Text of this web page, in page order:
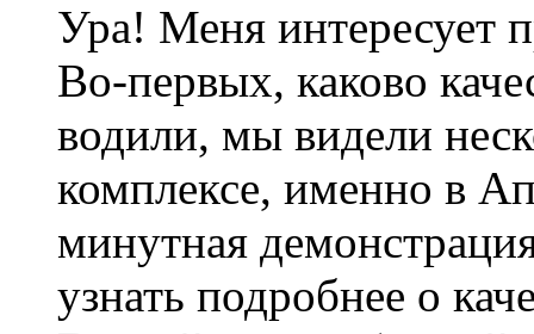
Ура! Меня интересует
Во-первых, каково
водили, мы видели
комплексе, именно в
минутная
узнать подробнее о